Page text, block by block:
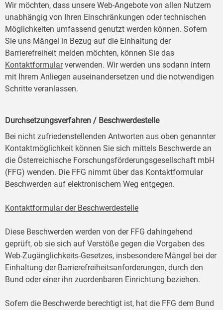
Wir möchten, dass unsere Web-Angebote von allen Nutzern
unabhängig von Ihren Einschränkungen oder technischen
Möglichkeiten umfassend genutzt werden können. Sofern
Sie uns Mängel in Bezug auf die Einhaltung der
Barrierefreiheit melden möchten, können Sie das
Kontaktformularverwenden. Wir werden uns sodann intern
mit Ihrem Anliegen auseinandersetzen und die notwendigen
Schritte veranlassen.
Durchsetzungsverfahren / Beschwerdestelle
Bei nicht zufriedenstellenden Antworten aus oben genannter
Kontaktmöglichkeit können Sie sich mittels Beschwerde an
die Österreichische Forschungsförderungsgesellschaft mbH
(FFG) wenden. Die FFG nimmt über das Kontaktformular
Beschwerden auf elektronischem Weg entgegen.
Kontaktformular der Beschwerdestelle
Diese Beschwerden werden von der FFG dahingehend
geprüft, ob sie sich auf Verstöße gegen die Vorgaben des
Web-Zugänglichkeits-Gesetzes, insbesondere Mängel bei der
Einhaltung der Barrierefreiheitsanforderungen, durch den
Bund oder einer ihn zuordenbaren Einrichtung beziehen.
Sofern die Beschwerde berechtigt ist, hat die FFG dem Bund